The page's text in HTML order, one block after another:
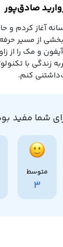
صادق‌پور
با رسانه آغاز
بخشی از مسیر
و مک را از
زندگی با
کنم.
شما مفید
متوسط
3